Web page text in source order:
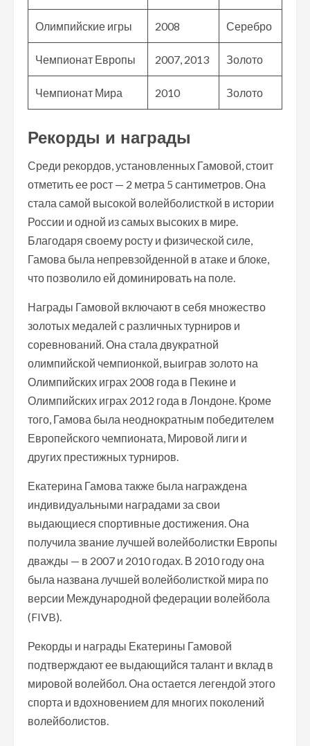
Олимпийские игры 2008 Серебро
Чемпионат Европы 2007, 2013 Золото
Чемпионат Мира 2010 Золото
Рекорды и награды
Среди рекордов, установленных Гамовой, стоит
отметить ее рост — 2 метра 5 сантиметров. Она
стала самой высокой волейболисткой в истории
России и одной из самых высоких в мире.
Благодаря своему росту и физической силе,
Гамова была непревзойденной в атаке и блоке,
что позволило ей доминировать на поле.
Награды Гамовой включают в себя множество
золотых медалей с различных турниров и
соревнований. Она стала двукратной
олимпийской чемпионкой, выиграв золото на
Олимпийских играх 2008 года в Пекине и
Олимпийских играх 2012 года в Лондоне. Кроме
того, Гамова была неоднократным победителем
Европейского чемпионата, Мировой лиги и
других престижных турниров.
Екатерина Гамова также была награждена
индивидуальными наградами за свои
выдающиеся спортивные достижения. Она
получила звание лучшей волейболистки Европы
дважды — в 2007 и 2010 годах. В 2010 году она
была названа лучшей волейболисткой мира по
версии Международной федерации волейбола
(FIVB).
Рекорды и награды Екатерины Гамовой
подтверждают ее выдающийся талант и вклад в
мировой волейбол. Она остается легендой этого
спорта и вдохновением для многих поколений
волейболистов.